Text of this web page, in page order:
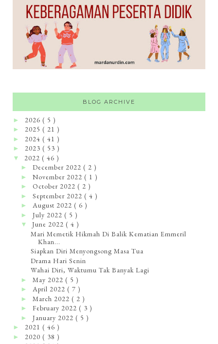
BLOG ARCHIVE
► 2026 ( 5 )
► 2025 ( 21 )
► 2024 ( 41 )
► 2023 ( 53 )
▼ 2022 ( 46 )
►December 2022( 2 )
►November 2022( 1 )
►October 2022( 2 )
►September 2022( 4 )
► August 2022( 6 )
►July 2022( 5 )
▼ June 2022( 4 )
Mari Memetik Hikmah Di Balik Kematian Emmeril
Khan...
Siapkan Diri Menyongsong Masa Tua
Drama Hari Senin
Wahai Diri, Waktumu Tak Banyak Lagi
►May 2022( 5 )
► April 2022( 7 )
►March 2022( 2 )
►February 2022( 3 )
►January 2022( 5 )
► 2021 ( 46 )
► 2020 ( 38 )